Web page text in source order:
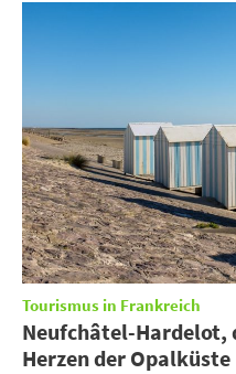
Tourismus in Frankreich
Neufchâtel-Hardelot,
Herzen der Opalküste